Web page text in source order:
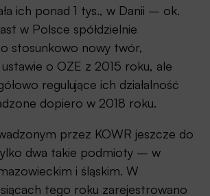
ich ponad 1 tys., w Danii – ok.
w Polsce spółdzielnie
stosunkowo nowy twór,
o OZE z 2015 roku, ale
regulujące ich działalność
dopiero w 2018 roku.
przez KOWR jeszcze do
dwa takie podmioty – w
i śląskim. W
tego roku zarejestrowano